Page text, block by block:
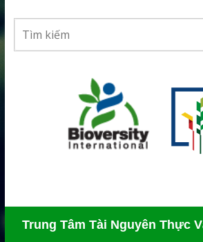
Trung Tâm Tài Nguyên Thực